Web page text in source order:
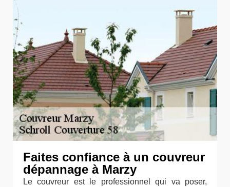
Faites confiance à un couvreur
dépannage à Marzy
Le couvreur est le professionnel qui va poser,